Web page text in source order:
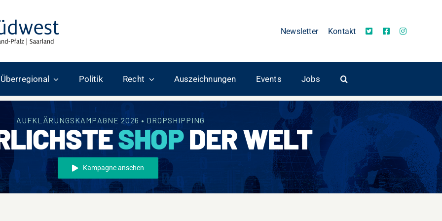
Newsletter Kontakt
Überregional Politik Recht Auszeichnungen Events Jobs
AUFKLÄRUNGSKAMPAGNE 2026 • DROPSHIPPING
SHOPDER WELT
Kampagne ansehen